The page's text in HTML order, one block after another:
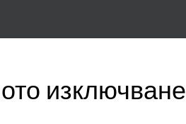
изключване